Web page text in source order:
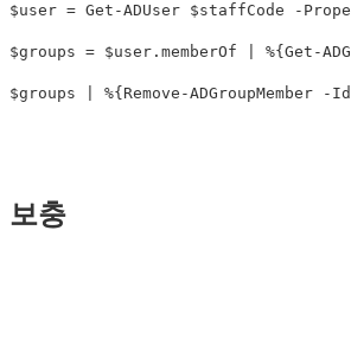
$user = Get-ADUser $staffCode -
$groups = $user . memberOf %{ Get-
$groups %{ Remove-ADGroupMember -
보충